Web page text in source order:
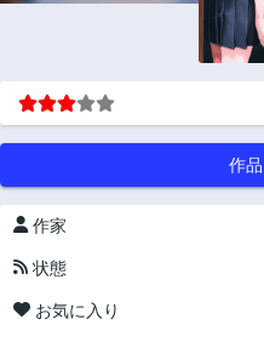
作
作家
状態
お気に入り